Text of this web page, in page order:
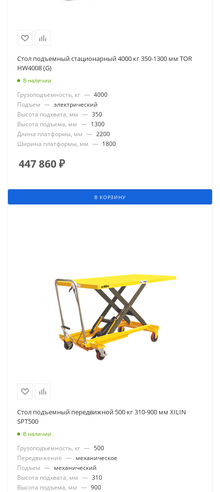
Стол подъемный стационарный 4000 кг 350-1300 мм TOR
HW4008 (G)
В наличии
Грузоподъемность, кг — 4000
Подъем — электрический
Высота подхвата, мм — 350
Высота подъема, мм — 1300
Длина платформы, мм — 2200
Ширина платформы, мм — 1800
447 860₽
В КОРЗИНУ
Стол подъемный передвижной 500 кг 310-900 мм XILIN
SPT500
В наличии
Грузоподъемность, кг — 500
Передвижение — механическое
Подъем — механический
Высота подхвата, мм — 310
Высота подъема, мм — 900